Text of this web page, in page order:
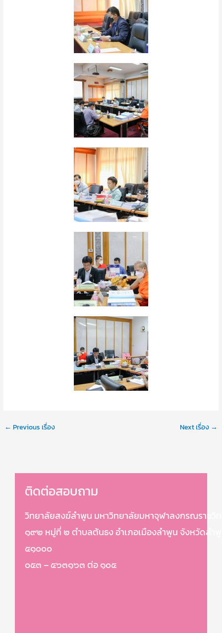
← Previous เรื่อง Next เรื่อง →
ติดต่อสอบถาม
วิทยาลัยสงฆ์ลำพูน มหาวิทยาลัยมหาจุฬาลงกรณราชวิ
๑๙๒ หมู่ที่ ๒ ตำบลต้นธง อำเภอเมืองลำพูน จังหวัดลำ
๕๑๐๐๐
๐๕๓ – ๕๖๓๑๖๓ ต่อ ๑๐๕